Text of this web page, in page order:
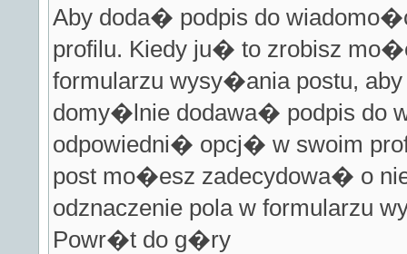
Aby doda� podpis do
profilu. Kiedy ju� to zrobisz
formularzu wysy�ania postu,
domy�lnie dodawa� podpis do
odpowiedni� opcj� w swoim
post mo�esz zadecydowa� o
odznaczenie pola w formularzu
Powr�t do g�ry